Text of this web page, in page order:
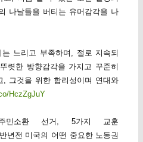
나날들을 버티는 유머감각을 나
는 느리고 부족하며, 절로 지속되
렷한 방향감각을 가지고 꾸준히
, 그것을 위한 합리성이며 연대와
HczZgJuY
민소환 선거, 5가지 교훈
년전 미국의 어떤 중요한 노동권